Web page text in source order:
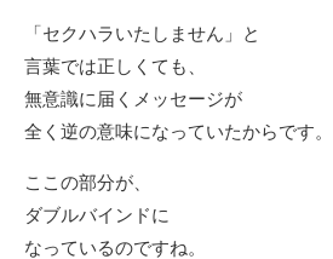
「セクハラいたしません」と
言葉では正しくても、
無意識に届くメッセージが
全く逆の意味になっていたからです。
ここの部分が、
ダブルバインドに
なっているのですね。